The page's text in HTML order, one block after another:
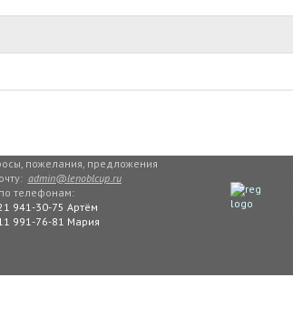
пожелания, предложения
admin@lenoblcup.ru
телефонам:
941-30-75 Артём
991-76-81 Мария